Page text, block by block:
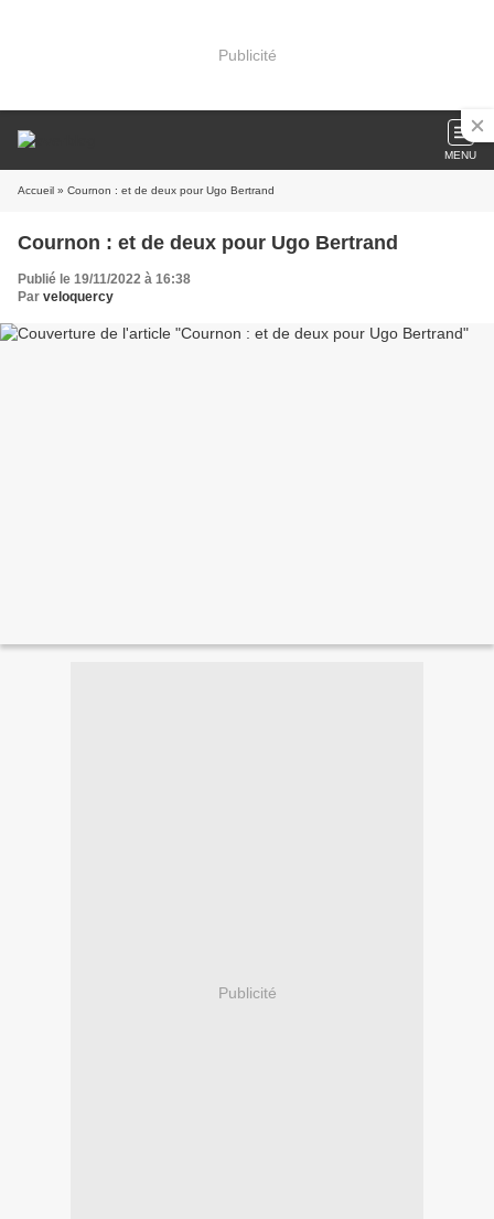
Publicité
MENU
Accueil » Cournon : et de deux pour Ugo Bertrand
Cournon : et de deux pour Ugo Bertrand
Publié le 19/11/2022 à 16:38
Par veloquercy
Publicité